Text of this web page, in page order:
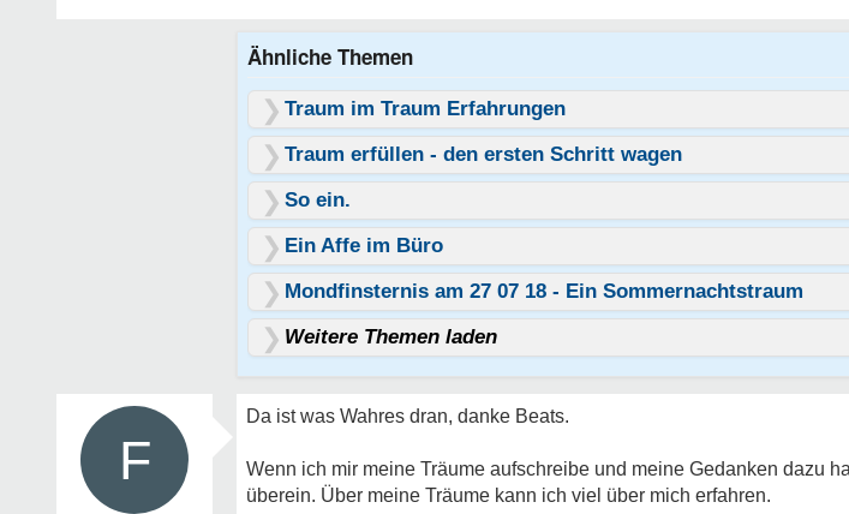
Ähnliche Themen
Traum im Traum Erfahrungen
Traum erfüllen - den ersten Schritt wagen
So ein.
Ein Affe im Büro
Mondfinsternis am 27 07 18 - Ein Sommernachtstraum
Weitere Themen laden
F
Da ist was Wahres dran, danke Beats.
Wenn ich mir meine Träume aufschreibe und meine Gedanken dazu
überein. Über meine Träume kann ich viel über mich erfahren.